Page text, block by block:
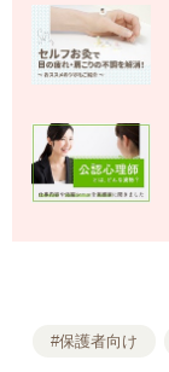
#保護者向け